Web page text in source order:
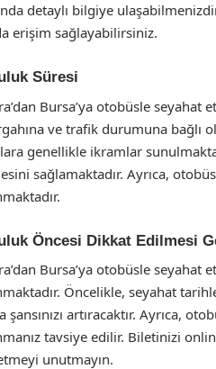
detaylı bilgiye
erişim sağlayabilirsiniz.
Süresi
Bursa’ya otobüsle
ve trafik durumuna bağlı
genellikle ikramlar
sağlamaktadır. Ayrıca,
Öncesi Dikkat Edilmesi
Bursa’ya otobüsle
Öncelikle, seyahat
şansınızı artıracaktır. Ayrıca,
tavsiye edilir. Biletinizi
unutmayın.